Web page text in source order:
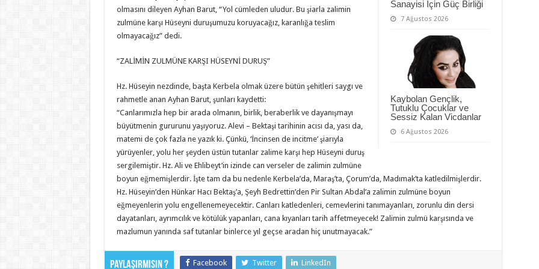
Sanayisi İçin Güç Birliği
7 Ağustos 2026
Kaybolan Gençlik,
Tutuklu Çocuklar ve
Sessiz Kalan Vicdanlar
6 Ağustos 2026
olmasını dileyen Ayhan Barut, “Yol cümleden uludur. Bu şiarla zalimin
zulmüne karşı Hüseyni duruşumuzu koruyacağız, karanlığa teslim
olmayacağız” dedi.
“ZALİMİN ZULMÜNE KARŞI HÜSEYNİ DURUŞ”
Hz. Hüseyin nezdinde, başta Kerbela olmak üzere bütün şehitleri saygı ve
rahmetle anan Ayhan Barut, şunları kaydetti:
“Canlarımızla hep bir arada olmanın, birlik, beraberlik ve dayanışmayı
büyütmenin gururunu yaşıyoruz. Alevi – Bektaşi tarihinin acısı da, yası da,
matemi de çok fazla ne yazık ki. Çünkü, ‘İncinsen de incitme’ şiarıyla
yürüyenler, yolu her şeyden üstün tutanlar zalime karşı hep Hüseyni duruş
sergilemiştir. Hz. Ali ve Ehlibeyt’in izinde can verseler de zalimin zulmüne
boyun eğmemişlerdir. İşte tam da bu nedenle Kerbela’da, Maraş’ta, Çorum’da, Madımak’ta katledilmişlerdir.
Hz. Hüseyin’den Hünkar Hacı Bektaş’a, Şeyh Bedrettin’den Pir Sultan Abdal’a zalimin zulmüne boyun
eğmeyenlerin yolu engellenemeyecektir. Canları katledenleri, cemevlerini tanımayanları, zorunlu din dersi
dayatanları, ayrımcılık ve kötülük yapanları, cana kıyanları tarih affetmeyecek! Zalimin zulmü karşısında ve
mazlumun yanında saf tutanlar binlerce yıl geçse aradan hiç unutmayacak.”
Paylaşırmısın ? Facebook Twitter LinkedIn